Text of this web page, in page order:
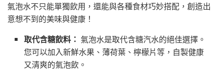
氣泡水不只能單獨飲用，還能與各種食材巧妙搭配，創造出
意想不到的美味與健康！
取代含糖飲料： 氣泡水是取代含糖汽水的絕佳選擇。
您可以加入新鮮水果、薄荷葉、檸檬片等，自製健康
又清爽的氣泡飲。